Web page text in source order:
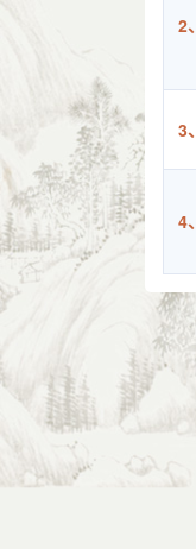
2、
3、
4、